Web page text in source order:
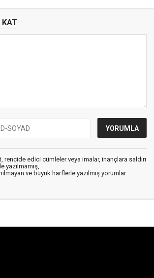
KAT
rencide edici cümleler veya imalar, inançlara saldırı
yazılmamış,
ve büyük harflerle yazılmış yorumlar